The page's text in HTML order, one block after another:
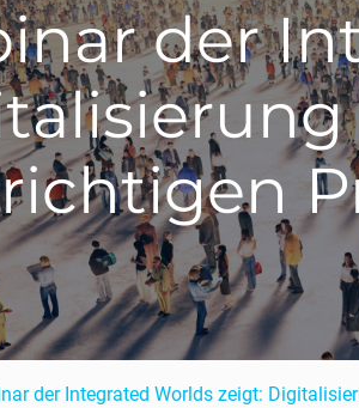
der
richtigen
der Integrated Worlds zeigt: